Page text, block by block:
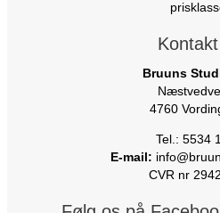
Bruuns
4760
Tel.: 5534
E-mail:
CVR nr